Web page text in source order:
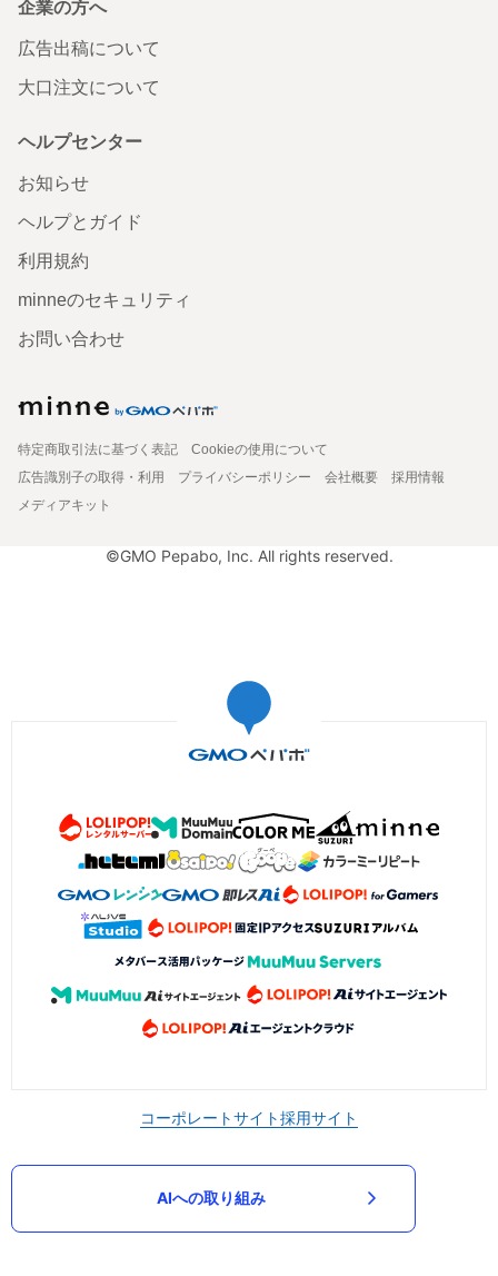
企業の方へ
広告出稿について
大口注文について
ヘルプセンター
お知らせ
ヘルプとガイド
利用規約
minneのセキュリティ
お問い合わせ
特定商取引法に基づく表記
Cookieの使用について
広告識別子の取得・利用
プライバシーポリシー 会社概要
採用情報
メディアキット
©GMO Pepabo, Inc. All rights reserved.
コーポレートサイト採用サイト
AIへの取り組み